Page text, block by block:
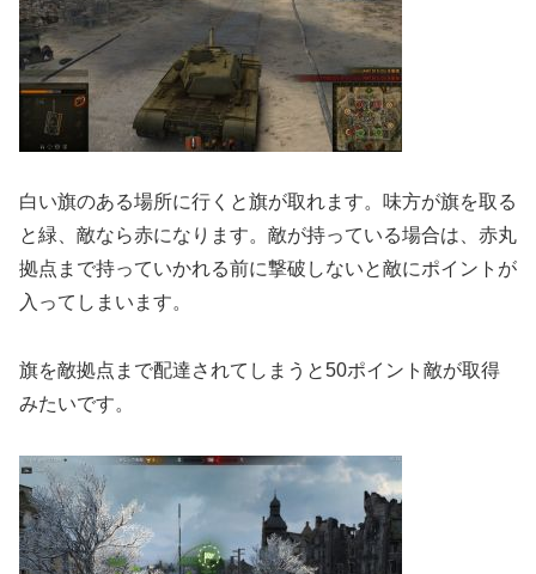
白い旗のある場所に行くと旗が取れます。味方が旗を取る
と緑、敵なら赤になります。敵が持っている場合は、赤丸
拠点まで持っていかれる前に撃破しないと敵にポイントが
入ってしまいます。
旗を敵拠点まで配達されてしまうと50ポイント敵が取得
みたいです。